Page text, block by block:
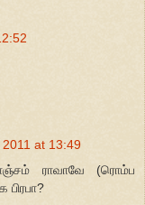
2011 at 13:49
ராவாவே (ரொம்ப